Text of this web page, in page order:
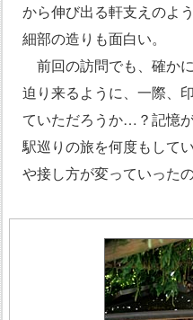
から伸び出る軒支えのよ
細部の造りも面白い。
前回の訪問でも、確か
迫り来るように、一際、
ていただろうか…？記憶
駅巡りの旅を何度もして
や接し方が変っていった